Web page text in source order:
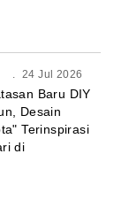
24 Jul 2026
Baru DIY
Desain
Terinspirasi
di